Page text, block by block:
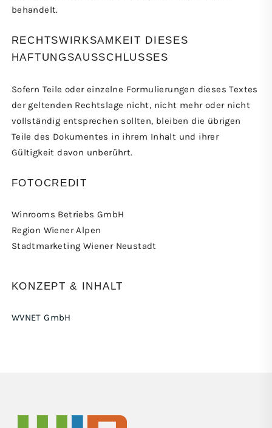
behandelt.
RECHTSWIRKSAMKEIT DIESES
HAFTUNGSAUSSCHLUSSES
Sofern Teile oder einzelne Formulierungen dieses Textes
der geltenden Rechtslage nicht, nicht mehr oder nicht
vollständig entsprechen sollten, bleiben die übrigen
Teile des Dokumentes in ihrem Inhalt und ihrer
Gültigkeit davon unberührt.
FOTOCREDIT
Winrooms Betriebs GmbH
Region Wiener Alpen
Stadtmarketing Wiener Neustadt
KONZEPT & INHALT
WVNET GmbH